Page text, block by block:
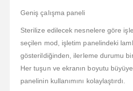
Geniş çalışma paneli
Sterilize edilecek nesnelere göre
seçilen mod, işletim panelindeki
gösterildiğinden, ilerleme durumu
Her tuşun ve ekranın boyutu
panelinin kullanımını kolaylaştırdı.